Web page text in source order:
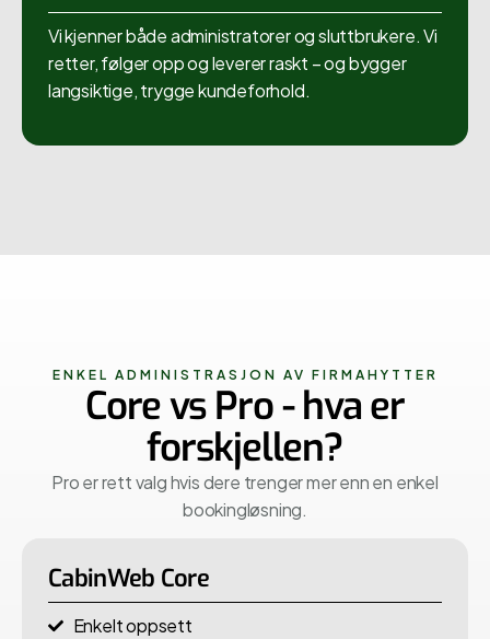
Vi kjenner både administratorer og sluttbrukere. Vi
retter, følger opp og leverer raskt – og bygger
langsiktige, trygge kundeforhold.
ENKEL ADMINISTRASJON AV FIRMAHYTTER
Core vs Pro - hva er
forskjellen?
Pro er rett valg hvis dere trenger mer enn en enkel
bookingløsning.
CabinWeb Core
Enkelt oppsett